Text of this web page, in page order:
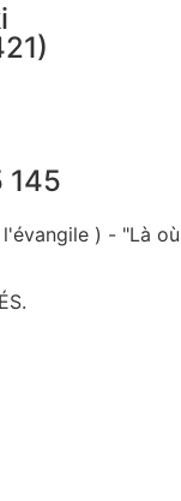
145
) - "Là où